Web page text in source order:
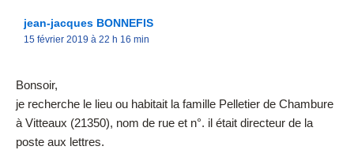
jean-jacques BONNEFIS
15 février 2019 à 22 h 16 min
Bonsoir,
je recherche le lieu ou habitait la famille Pelletier de Chambure
à Vitteaux (21350), nom de rue et n°. il était directeur de la
poste aux lettres.